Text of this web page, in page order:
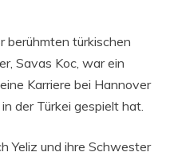
berühmten türkischen
Savas Koc, war ein
Karriere bei Hannover
der Türkei gespielt hat.
Yeliz und ihre Schwester